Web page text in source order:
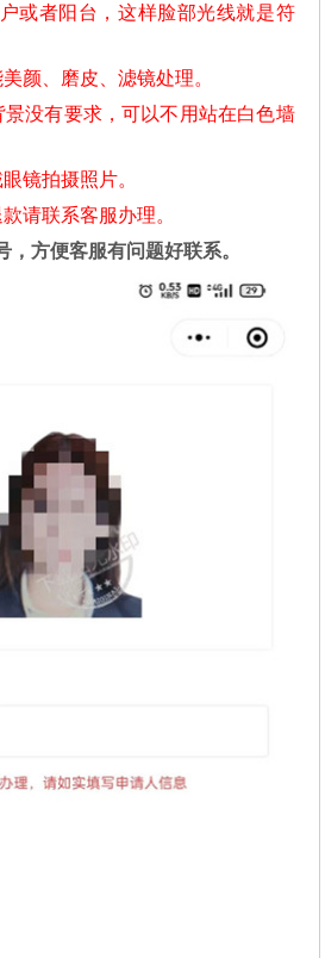
或者阳台，这样脸部光线就是符
颜、磨皮、滤镜处理。
景没有要求，可以不用站在白色墙
镜拍摄照片。
请联系客服办理。
，方便客服有问题好联系。